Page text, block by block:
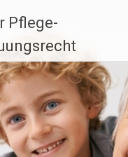
Pflege-